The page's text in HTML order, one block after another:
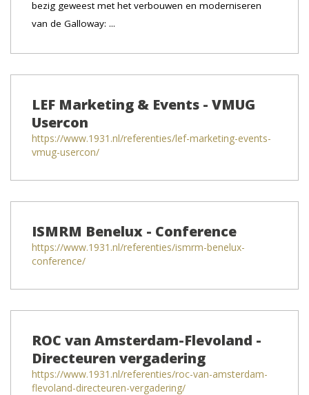
bezig geweest met het verbouwen en moderniseren
van de Galloway: ...
LEF Marketing & Events - VMUG
Usercon
https://www.1931.nl/referenties/lef-marketing-events-
vmug-usercon/
ISMRM Benelux - Conference
https://www.1931.nl/referenties/ismrm-benelux-
conference/
ROC van Amsterdam-Flevoland -
Directeuren vergadering
https://www.1931.nl/referenties/roc-van-amsterdam-
flevoland-directeuren-vergadering/